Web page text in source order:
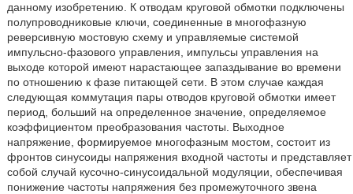
данному изобретению. К отводам круговой обмотки подключены
полупроводниковые ключи, соединенные в многофазную
реверсивную мостовую схему и управляемые системой
импульсно-фазового управления, импульсы управления на
выходе которой имеют нарастающее запаздывание во времени
по отношению к фазе питающей сети. В этом случае каждая
следующая коммутация пары отводов круговой обмотки имеет
период, больший на определенное значение, определяемое
коэффициентом преобразования частоты. Выходное
напряжение, формируемое многофазным мостом, состоит из
фронтов синусоиды напряжения входной частоты и представляет
собой случай кусочно-синусоидальной модуляции, обеспечивая
понижение частоты напряжения без промежуточного звена